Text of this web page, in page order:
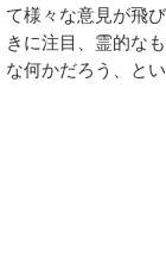
て様々な意見が飛
きに注目、霊的な
な何かだろう、と